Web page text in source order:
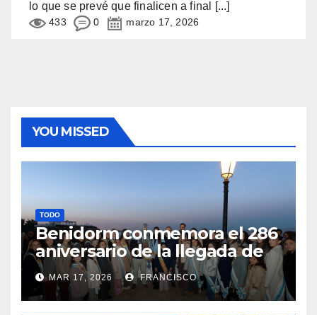
lo que se prevé que finalicen a final
[...]
433 0 marzo 17, 2026
YOU MISSED
TODO
Benidorm conmemora el 286
aniversario de la llegada de
su patrona, la Virgen del
Sufragio
MAR 17, 2026 FRANCISCO